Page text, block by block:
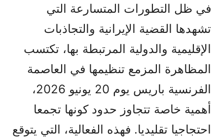
في ظل التطورات المتسارعة التي
تشهدها القضية الإيرانية والتجاذبات
الإقليمية والدولية المرتبطة بها، تكتسب
المظاهرة المزمع تنظيمها في العاصمة
الفرنسية باريس يوم 20 يونيو 2026،
أهمية خاصة تتجاوز حدود كونها تجمعا
احتجاجيا تقليديا. فهذه الفعالية، التي يتوقع